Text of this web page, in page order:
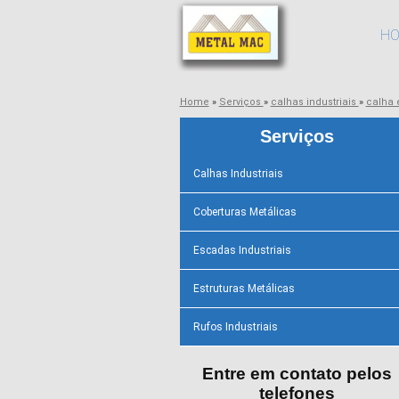
Home » Serviços » calhas industriais » calha
Serviços
Calhas Industriais
Coberturas Metálicas
Escadas Industriais
Estruturas Metálicas
Rufos Industriais
Entre em contato pelos
telefones